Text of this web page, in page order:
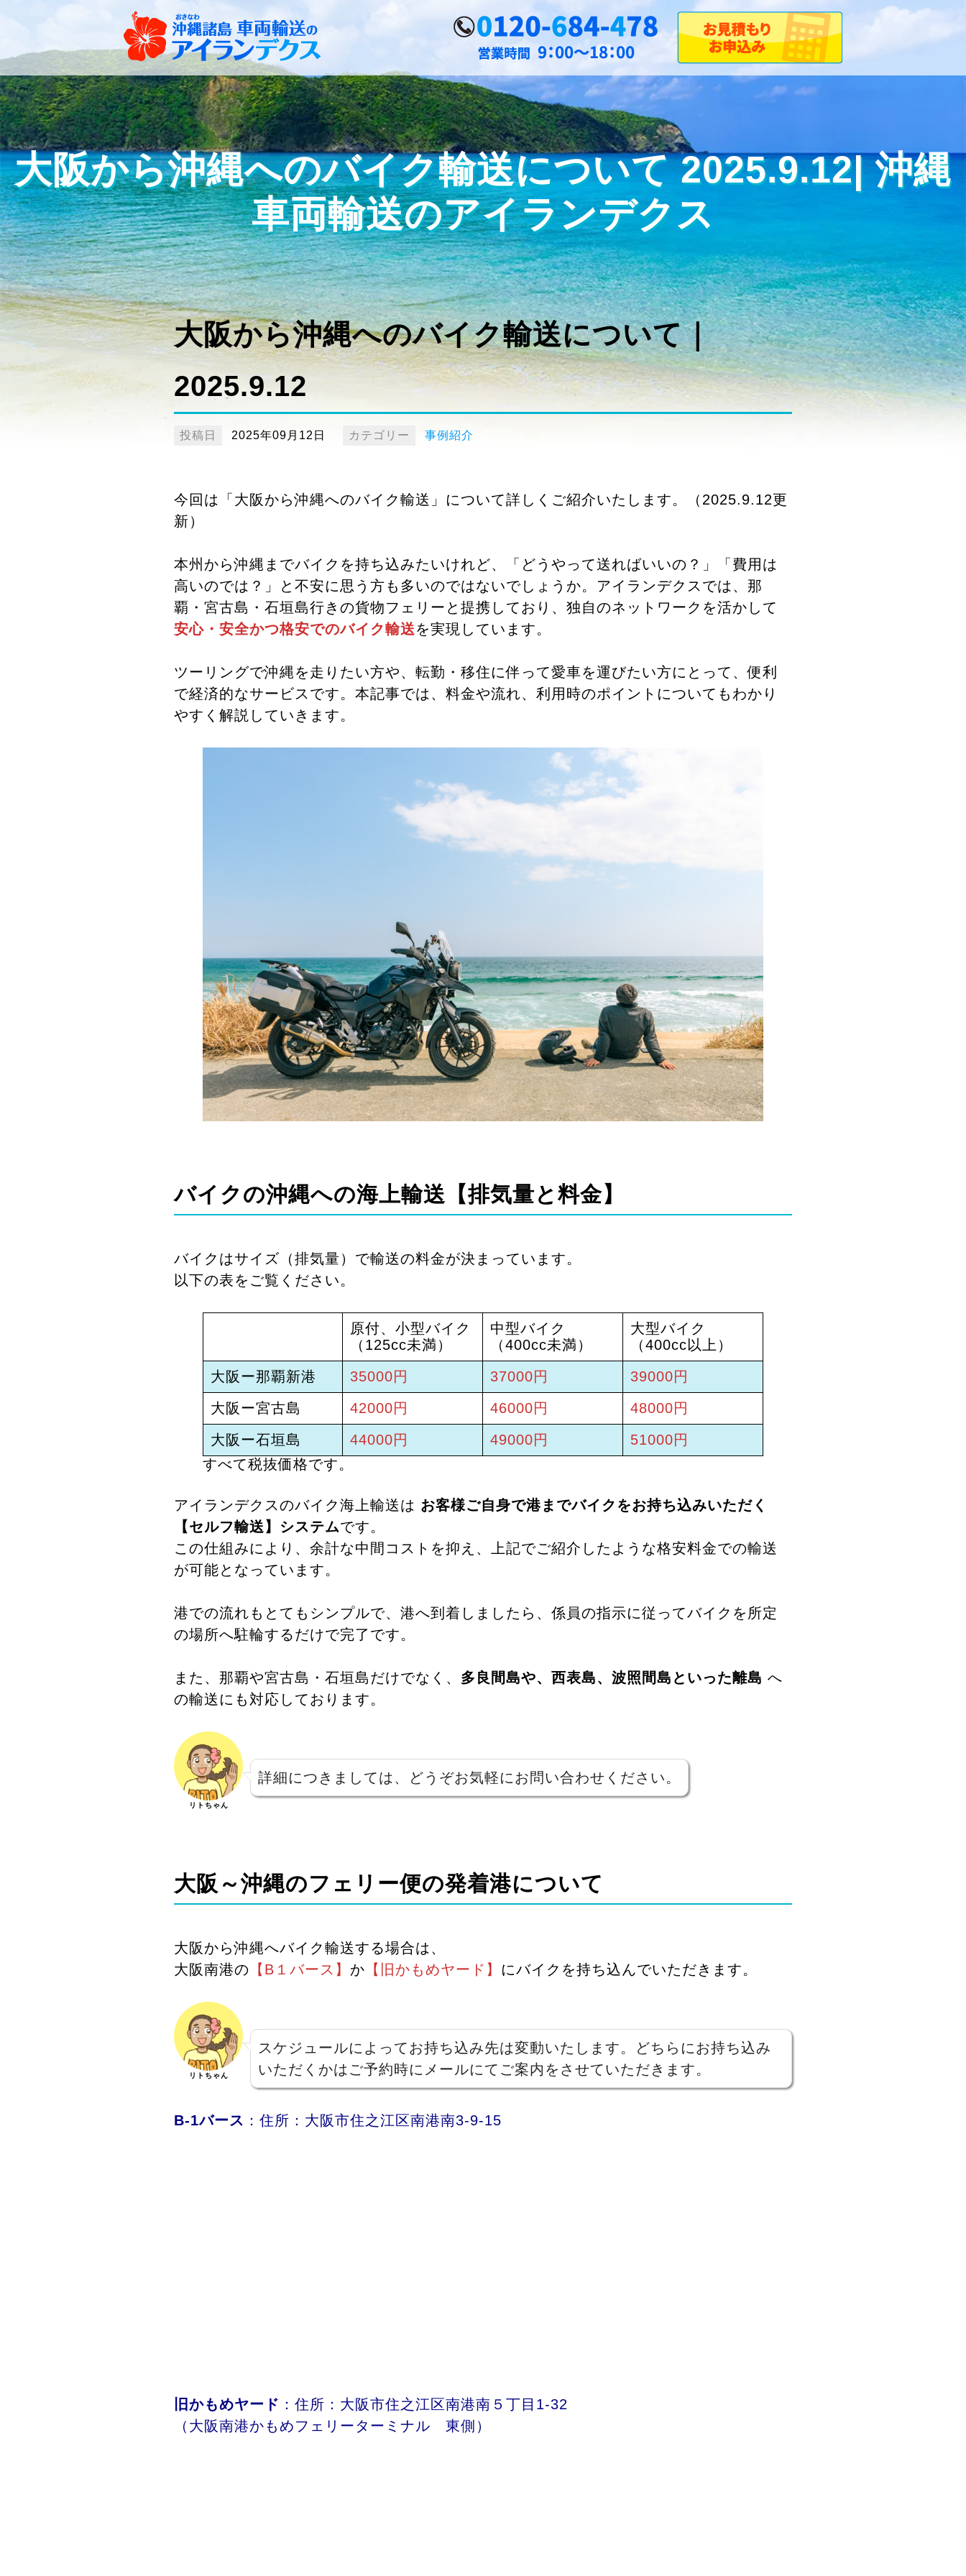
大阪から沖縄へのバイク輸送について 2025.9.12| 沖縄
車両輸送のアイランデクス
大阪から沖縄へのバイク輸送について｜
2025.9.12
投稿日 2025年09月12日 カテゴリー 事例紹介
今回は「大阪から沖縄へのバイク輸送」について詳しくご紹介いたします。（2025.9.12更
新）
本州から沖縄までバイクを持ち込みたいけれど、「どうやって送ればいいの？」「費用は
高いのでは？」と不安に思う方も多いのではないでしょうか。アイランデクスでは、那
覇・宮古島・石垣島行きの貨物フェリーと提携しており、独自のネットワークを活かして
安心・安全かつ格安でのバイク輸送を実現しています。
ツーリングで沖縄を走りたい方や、転勤・移住に伴って愛車を運びたい方にとって、便利
で経済的なサービスです。本記事では、料金や流れ、利用時のポイントについてもわかり
やすく解説していきます。
バイクの沖縄への海上輸送【排気量と料金】
バイクはサイズ（排気量）で輸送の料金が決まっています。
以下の表をご覧ください。
原付、小型バイク
（125cc未満）
中型バイク
（400cc未満）
大型バイク
（400cc以上）
大阪ー那覇新港
35000円 37000円
39000円
大阪ー宮古島
42000円 46000円
48000円
大阪ー石垣島
44000円 49000円
51000円
すべて税抜価格です。
アイランデクスのバイク海上輸送は お客様ご自身で港までバイクをお持ち込みいただく
【セルフ輸送】システムです。
この仕組みにより、余計な中間コストを抑え、上記でご紹介したような格安料金での輸送
が可能となっています。
港での流れもとてもシンプルで、港へ到着しましたら、係員の指示に従ってバイクを所定
の場所へ駐輪するだけで完了です。
また、那覇や宮古島・石垣島だけでなく、 多良間島や、西表島、波照間島といった離島 へ
の輸送にも対応しております。
リトちゃん
詳細につきましては、どうぞお気軽にお問い合わせください。
大阪～沖縄のフェリー便の発着港について
大阪から沖縄へバイク輸送する場合は、
大阪南港の 【B１バース】 か 【旧かもめヤード】 にバイクを持ち込んでいただきます。
リトちゃん
スケジュールによってお持ち込み先は変動いたします。どちらにお持ち込み
いただくかはご予約時にメールにてご案内をさせていただきます。
B-1バース ：住所：大阪市住之江区南港南3-9-15
旧かもめヤード ：住所：大阪市住之江区南港南５丁目1-32
（大阪南港かもめフェリーターミナル 東側）